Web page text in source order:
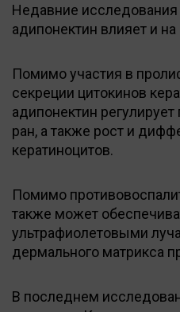
Недавние исследования
адипонектин влияет и
Помимо участия в
секреции цитокинов
адипонектин
ран, а также рост и
кератиноцитов.
Помимо
также может
ультрафиолетовыми
дермального матрикса
В последнем